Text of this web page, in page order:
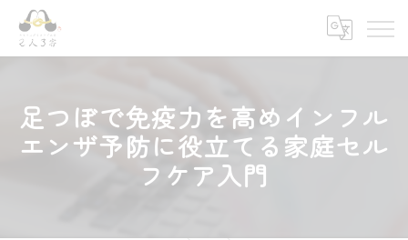
足つぼで免疫力を高めインフル
エンザ予防に役立てる家庭セル
フケア入門